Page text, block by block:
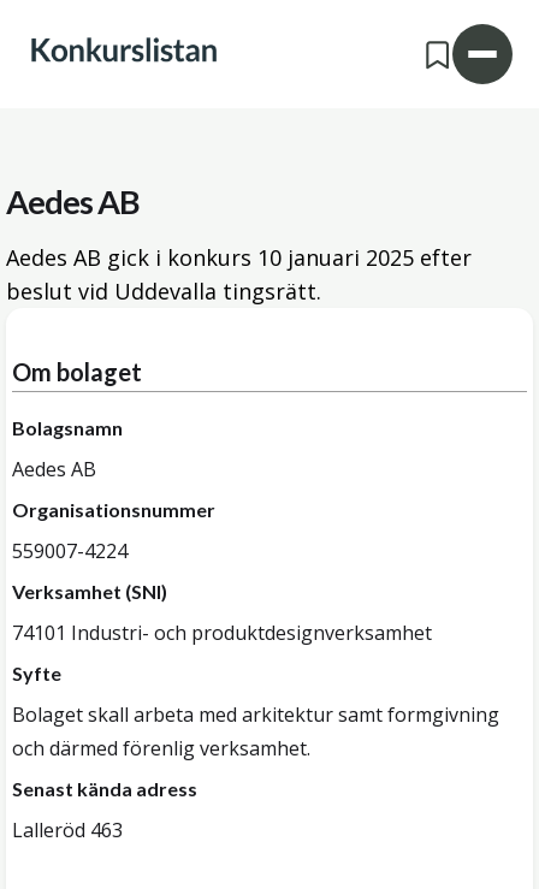
Aedes AB
Aedes AB gick i konkurs 10 januari 2025 efter
beslut vid Uddevalla tingsrätt.
Om bolaget
Bolagsnamn
Aedes AB
Organisationsnummer
559007-4224
Verksamhet (SNI)
74101 Industri- och produktdesignverksamhet
Syfte
Bolaget skall arbeta med arkitektur samt formgivning
och därmed förenlig verksamhet.
Senast kända adress
Lalleröd 463